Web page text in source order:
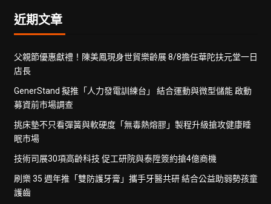
近期文章
父親節優惠獻禮！陳美鳳現身世貿樂齡展 8/8擔任華陀扶元堂一日
店長
GenerStand 擬推「人力發電訓練台」 結合運動與微型儲能 啟動
募資前市場調查
挑床墊不只看彈簧與軟硬度「無毒熱熔膠」製程升級搶攻健康睡
眠市場
技術司展30項高齡科技 促工研院與泰陞簽約搶4億商機
刷樂 35 週年推「雙防護牙膏」攜手牙醫共研 結合公益助弱勢孩童
護齒